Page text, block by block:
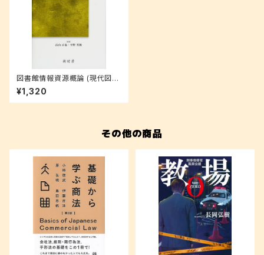
図書館情報資源概論 (現代図書
館情報学シリーズ)
¥1,320
その他の商品